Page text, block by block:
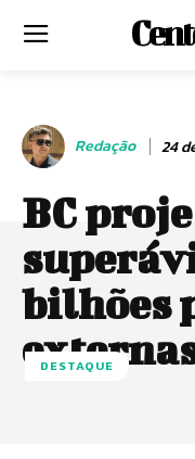
Redação 24
BC
bilhões
DESTAQUE